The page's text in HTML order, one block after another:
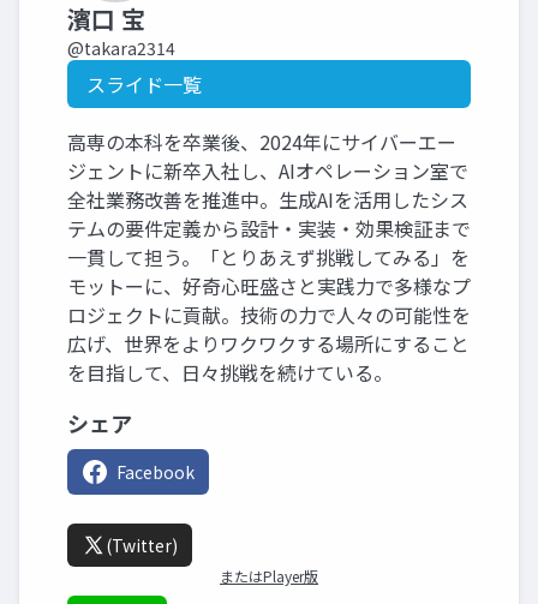
濱口 宝
@takara2314
スライド一覧
高専の本科を卒業後、2024年にサイバーエー
ジェントに新卒入社し、AIオペレーション室で
全社業務改善を推進中。生成AIを活用したシス
テムの要件定義から設計・実装・効果検証まで
一貫して担う。「とりあえず挑戦してみる」を
モットーに、好奇心旺盛さと実践力で多様なプ
ロジェクトに貢献。技術の力で人々の可能性を
広げ、世界をよりワクワクする場所にすること
を目指して、日々挑戦を続けている。
シェア
Facebook
(Twitter)
またはPlayer版